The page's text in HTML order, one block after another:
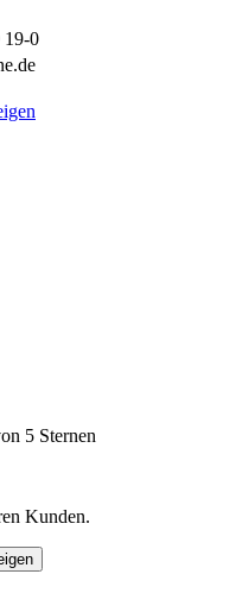
19-0
5 Sternen
Kunden.